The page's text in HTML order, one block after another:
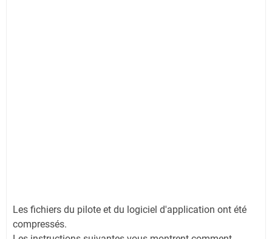
Les fichiers du pilote et du logiciel d'application ont été
compressés.